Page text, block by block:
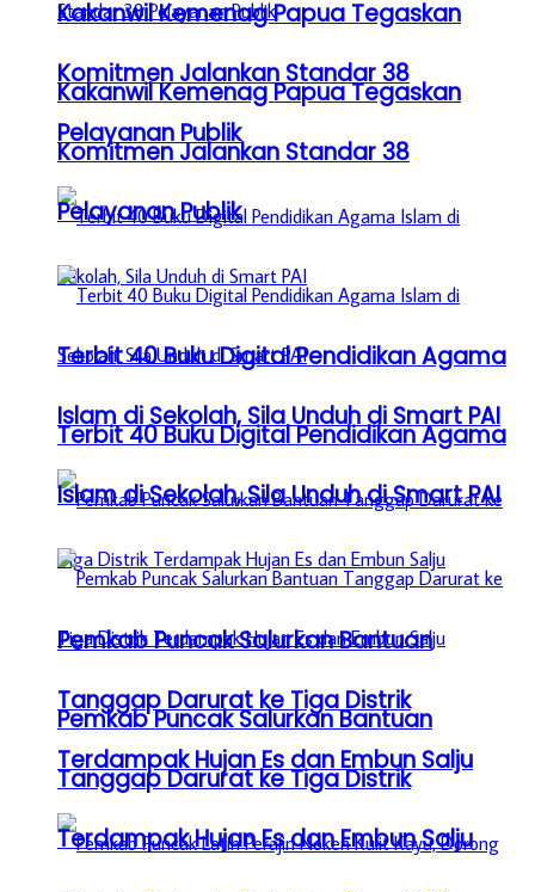
Kakanwil Kemenag Papua Tegaskan
Komitmen Jalankan Standar 38
Pelayanan Publik
Terbit 40 Buku Digital Pendidikan Agama
Islam di Sekolah, Sila Unduh di Smart PAI
Pemkab Puncak Salurkan Bantuan
Tanggap Darurat ke Tiga Distrik
Terdampak Hujan Es dan Embun Salju
Kakanwil Kemenag Papua Tegaskan
Komitmen Jalankan Standar 38
Pelayanan Publik
Terbit 40 Buku Digital Pendidikan Agama
Islam di Sekolah, Sila Unduh di Smart PAI
Pemkab Puncak Salurkan Bantuan
Tanggap Darurat ke Tiga Distrik
Terdampak Hujan Es dan Embun Salju